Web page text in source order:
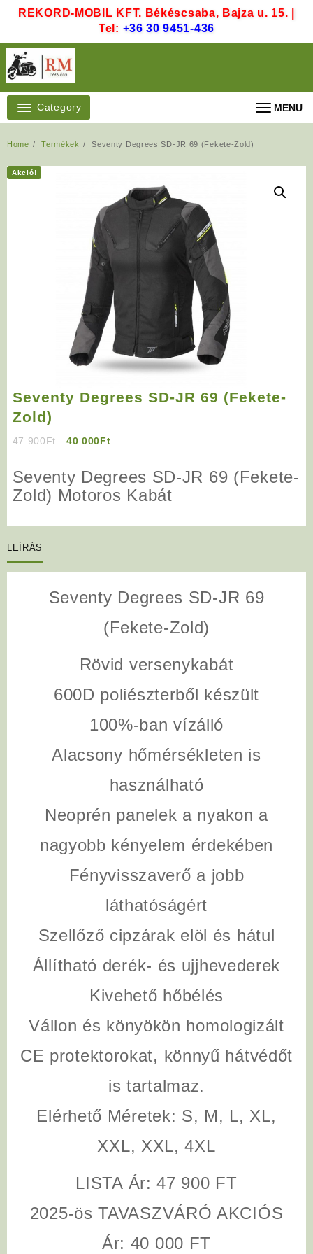
REKORD-MOBIL KFT. Békéscsaba, Bajza u. 15. |
Tel: +36 30 9451-436
Category MENU
Home Termékek Seventy Degrees SD-JR 69 (Fekete-Zold)
Akció!
Seventy Degrees SD-JR 69 (Fekete-
Zold)
47 900Ft
Original
was:
47
900Ft.
40 000FtCurrent
40
000Ft.
Seventy Degrees SD-JR 69 (Fekete-
Zold) Motoros Kabát
LEÍRÁS
Seventy Degrees SD-JR 69
(Fekete-Zold)
Rövid versenykabát
600D poliészterből készült
100%-ban vízálló
Alacsony hőmérsékleten is
használható
Neoprén panelek a nyakon a
nagyobb kényelem érdekében
Fényvisszaverő a jobb
láthatóságért
Szellőző cipzárak elöl és hátul
Állítható derék- és ujjhevederek
Kivehető hőbélés
Vállon és könyökön homologizált
CE protektorokat, könnyű hátvédőt
is tartalmaz.
Elérhető Méretek: S, M, L, XL,
XXL, XXL, 4XL
LISTA Ár: 47 900 FT
2025-ös TAVASZVÁRÓ AKCIÓS
Ár: 40 000 FT